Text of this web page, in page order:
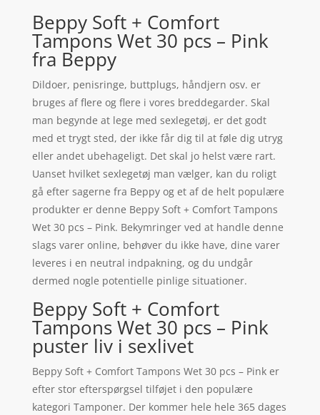
Beppy Soft + Comfort
Tampons Wet 30 pcs – Pink
fra Beppy
Dildoer, penisringe, buttplugs, håndjern osv. er
bruges af flere og flere i vores breddegarder. Skal
man begynde at lege med sexlegetøj, er det godt
med et trygt sted, der ikke får dig til at føle dig utryg
eller andet ubehageligt. Det skal jo helst være rart.
Uanset hvilket sexlegetøj man vælger, kan du roligt
gå efter sagerne fra Beppy og et af de helt populære
produkter er denne Beppy Soft + Comfort Tampons
Wet 30 pcs – Pink. Bekymringer ved at handle denne
slags varer online, behøver du ikke have, dine varer
leveres i en neutral indpakning, og du undgår
dermed nogle potentielle pinlige situationer.
Beppy Soft + Comfort
Tampons Wet 30 pcs – Pink
puster liv i sexlivet
Beppy Soft + Comfort Tampons Wet 30 pcs – Pink er
efter stor efterspørgsel tilføjet i den populære
kategori Tamponer. Der kommer hele hele 365 dages